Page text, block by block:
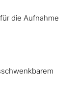
die Aufnahme